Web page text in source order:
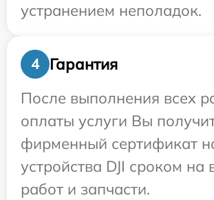
устранением неполадок.
4
Гарантия
После выполнения всех
оплаты услуги Вы
фирменный сертификат
устройства DJI сроком на
работ и запчасти.